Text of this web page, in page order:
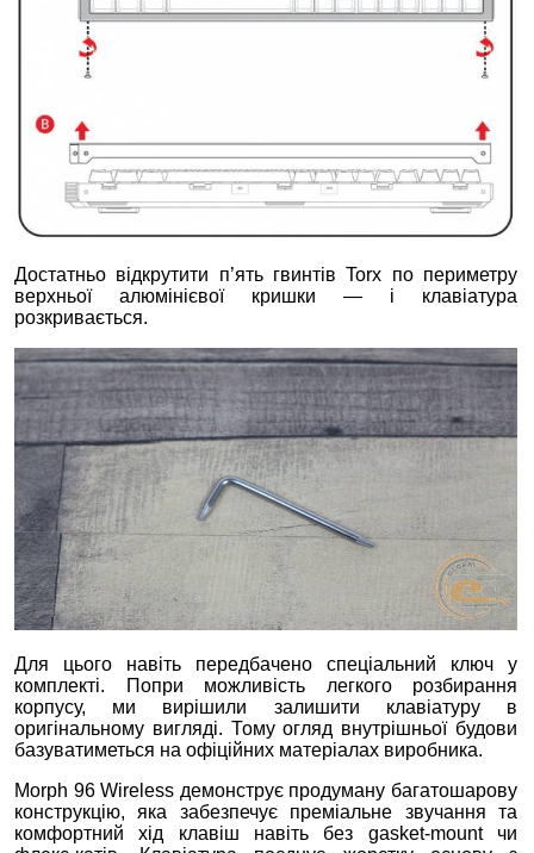
Достатньо відкрутити п’ять гвинтів Torx по периметру
верхньої алюмінієвої кришки — і клавіатура
розкривається.
Для цього навіть передбачено спеціальний ключ у
комплекті. Попри можливість легкого розбирання
корпусу, ми вирішили залишити клавіатуру в
оригінальному вигляді. Тому огляд внутрішньої будови
базуватиметься на офіційних матеріалах виробника.
Morph 96 Wireless демонструє продуману багатошарову
конструкцію, яка забезпечує преміальне звучання та
комфортний хід клавіш навіть без gasket‑mount чи